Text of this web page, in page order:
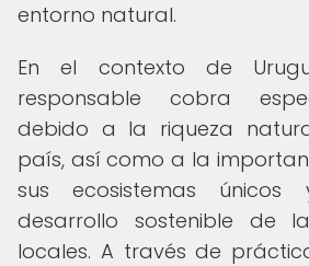
entorno natural.
En el contexto de
responsable cobra
debido a la riqueza
país, así como a la
sus ecosistemas
desarrollo sostenible de
locales. A través de